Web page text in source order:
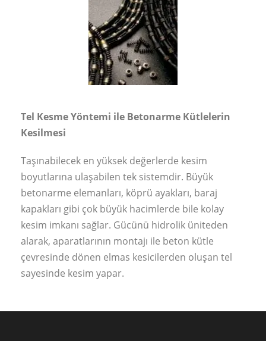
Tel Kesme Yöntemi ile Betonarme Kütlelerin
Kesilmesi
Taşınabilecek en yüksek değerlerde kesim
boyutlarına ulaşabilen tek sistemdir. Büyük
betonarme elemanları, köprü ayakları, baraj
kapakları gibi çok büyük hacimlerde bile kolay
kesim imkanı sağlar. Gücünü hidrolik üniteden
alarak, aparatlarının montajı ile beton kütle
çevresinde dönen elmas kesicilerden oluşan tel
sayesinde kesim yapar.